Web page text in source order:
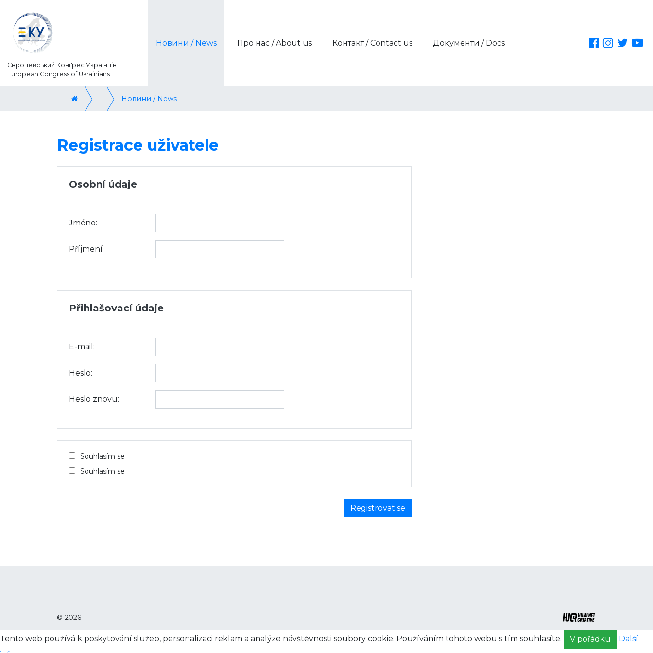
Європейський Конґрес Українців
European Congress of Ukrainians
Новини / News Про нас / About us Контакт / Contact us Документи / Docs
Новини / News
Registrace uživatele
Osobní údaje
Jméno:
Příjmení:
Přihlašovací údaje
E-mail:
Heslo:
Heslo znovu:
Souhlasím se
Souhlasím se
© 2026
Tento web používá k poskytování služeb, personalizaci reklam a analýze návštěvnosti soubory cookie. Používáním tohoto webu s tím souhlasíte. V pořádku
Další